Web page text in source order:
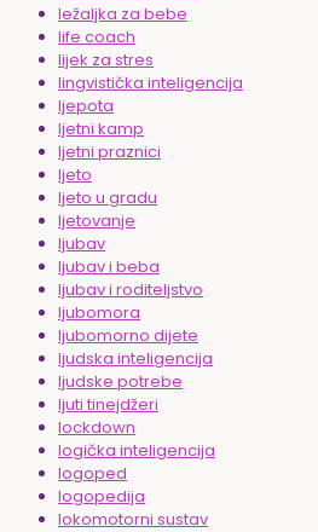
ležaljka za bebe
life coach
lijek za stres
lingvistička inteligencija
ljepota
ljetni kamp
ljetni praznici
ljeto
ljeto u gradu
ljetovanje
ljubav
ljubav i beba
ljubav i roditeljstvo
ljubomora
ljubomorno dijete
ljudska inteligencija
ljudske potrebe
ljuti tinejdžeri
lockdown
logička inteligencija
logoped
logopedija
lokomotorni sustav